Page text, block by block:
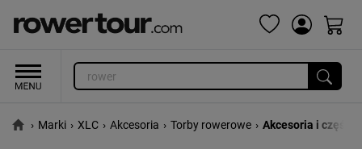
› Marki › XLC › Akcesoria › Torby rowerowe › Akcesoria i części